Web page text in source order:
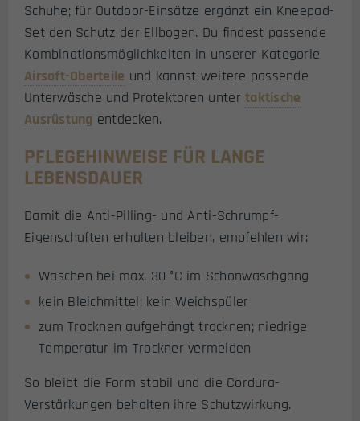
Schuhe; für Outdoor-Einsätze ergänzt ein Kneepad-
Set den Schutz der Ellbogen. Du findest passende
Kombinationsmöglichkeiten in unserer Kategorie
Airsoft-Oberteile und kannst weitere passende
Unterwäsche und Protektoren untertaktische
Ausrüstung entdecken.
PFLEGEHINWEISE FÜR LANGE
LEBENSDAUER
Damit die Anti-Pilling- und Anti-Schrumpf-
Eigenschaften erhalten bleiben, empfehlen wir:
Waschen bei max. 30 °C im Schonwaschgang
kein Bleichmittel; kein Weichspüler
zum Trocknen aufgehängt trocknen; niedrige
Temperatur im Trockner vermeiden
So bleibt die Form stabil und die Cordura-
Verstärkungen behalten ihre Schutzwirkung.